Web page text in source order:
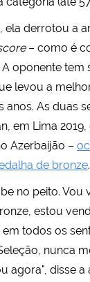
ela derrotou a
– como é
oponente tem
levou a
As duas
em Lima 2019,
Azerbaijão –
de bronze.
no peito. Vou
estou
todos os
nunca
agora", disse a